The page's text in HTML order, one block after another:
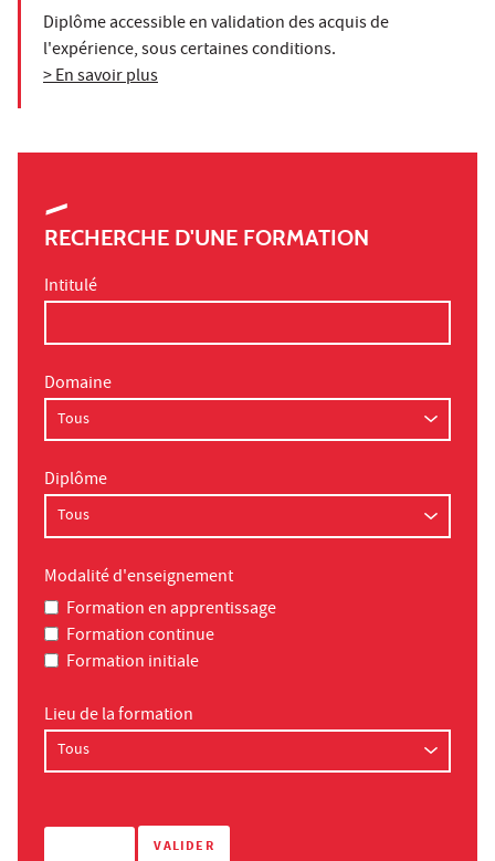
Diplôme accessible en validation des acquis de
l'expérience, sous certaines conditions.
> En savoir plus
RECHERCHE D'UNE FORMATION
Intitulé
Domaine
Diplôme
Modalité d'enseignement
Formation en apprentissage
Formation continue
Formation initiale
Lieu de la formation